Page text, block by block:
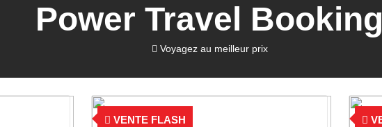
Power Travel Booking
Voyagez au meilleur prix